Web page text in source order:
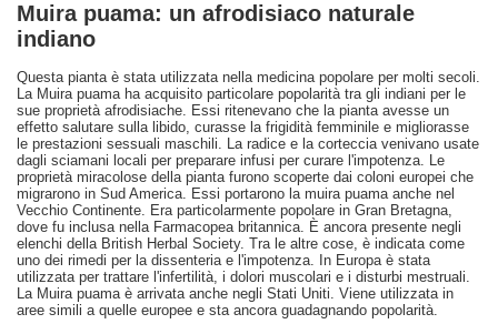
Muira puama: un afrodisiaco naturale
indiano
Questa pianta è stata utilizzata nella medicina popolare per molti secoli.
La Muira puama ha acquisito particolare popolarità tra gli indiani per le
sue proprietà afrodisiache. Essi ritenevano che la pianta avesse un
effetto salutare sulla libido, curasse la frigidità femminile e migliorasse
le prestazioni sessuali maschili. La radice e la corteccia venivano usate
dagli sciamani locali per preparare infusi per curare l'impotenza. Le
proprietà miracolose della pianta furono scoperte dai coloni europei che
migrarono in Sud America. Essi portarono la muira puama anche nel
Vecchio Continente. Era particolarmente popolare in Gran Bretagna,
dove fu inclusa nella Farmacopea britannica. È ancora presente negli
elenchi della British Herbal Society. Tra le altre cose, è indicata come
uno dei rimedi per la dissenteria e l'impotenza. In Europa è stata
utilizzata per trattare l'infertilità, i dolori muscolari e i disturbi mestruali.
La Muira puama è arrivata anche negli Stati Uniti. Viene utilizzata in
aree simili a quelle europee e sta ancora guadagnando popolarità.